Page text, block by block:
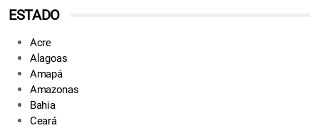
ESTADO
Acre
Alagoas
Amapá
Amazonas
Bahia
Ceará